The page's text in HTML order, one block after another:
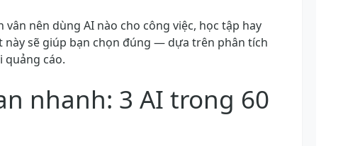
vân nên dùng AI nào cho công việc, học tập hay
này sẽ giúp bạn chọn đúng — dựa trên phân tích
quảng cáo.
nhanh: 3 AI trong 60